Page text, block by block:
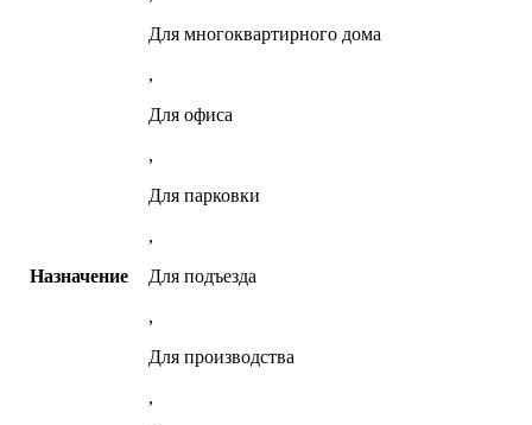
Назначение
Для многоквартирного дома
,
Для офиса
,
Для парковки
,
Для подъезда
,
Для производства
,